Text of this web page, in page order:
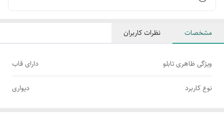
مشخصات نظرات کاربران
ویژگی ظاهری تابلو دارای قاب
نوع کاربرد دیواری